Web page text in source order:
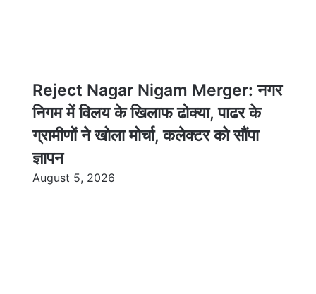
Reject Nagar Nigam Merger: नगर
निगम में विलय के खिलाफ ढोक्या, पाढर के
ग्रामीणों ने खोला मोर्चा, कलेक्टर को सौंपा
ज्ञापन
August 5, 2026